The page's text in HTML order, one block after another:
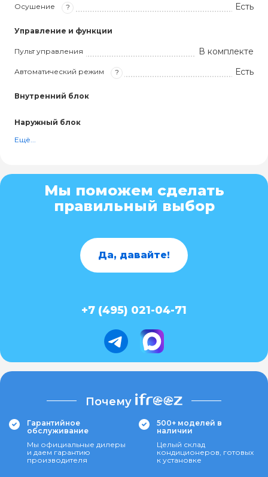
Осушение ? Есть
Управление и функции
Пульт управления В комплекте
Автоматический режим ? Есть
Внутренний блок
Наружный блок
Ещё...
Мы поможем сделать
правильный выбор
Да, давайте!
+7 (495) 021-04-71
Почему
Гарантийное
обслуживание
Мы официальные дилеры
и даем гарантию
производителя
500+ моделей в
наличии
Целый склад
кондиционеров, готовых
к установке